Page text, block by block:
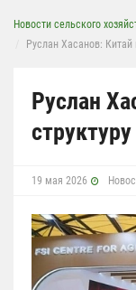
Новости сельского
Руслан Хасанов:
Руслан
19 мая 2026